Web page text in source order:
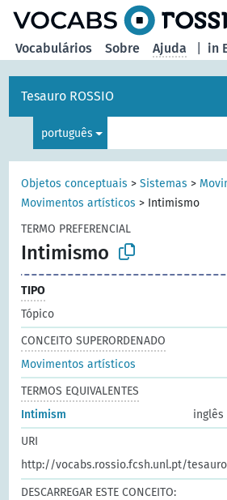
in
Vocabulários Sobre Ajuda
Tesauro ROSSIO
português
Objetos conceptuais >Sistemas >
Movimentos artísticos > Intimismo
TERMO PREFERENCIAL
Intimismo
TIPO
Tópico
CONCEITO SUPERORDENADO
Movimentos artísticos
TERMOS EQUIVALENTES
Intimism
inglês
URI
http://vocabs.rossio.fcsh.unl.pt/
DESCARREGAR ESTE CONCEITO: